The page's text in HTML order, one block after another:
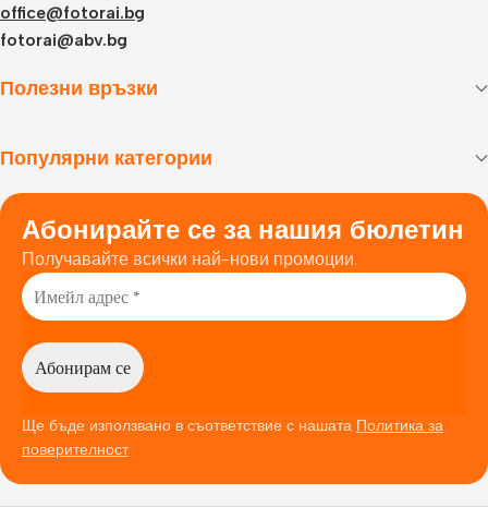
office@fotorai.bg
fotorai@abv.bg
Полезни връзки
Популярни категории
Абонирайте се за нашия бюлетин
Получавайте всички най-нови промоции.
Ще бъде използвано в съответствие с нашата Политика за
поверителност